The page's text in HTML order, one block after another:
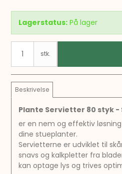
Lagerstatus: På lager
stk.
Beskrivelse
Plante Servietter 80 styk -
er en nem og effektiv
dine stueplanter.
Servietterne er udviklet til
snavs og kalkpletter fra
kan optage lys og trives